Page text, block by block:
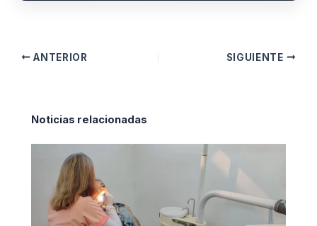
ANTERIOR SIGUIENTE
Noticias relacionadas